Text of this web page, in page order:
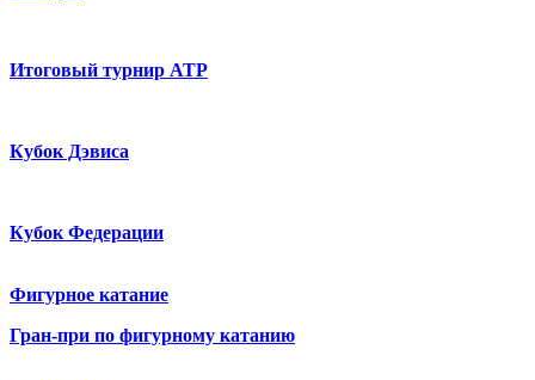
Итоговый турнир ATP
Кубок Дэвиса
Кубок Федерации
Фигурное катание
Гран-при по фигурному катанию